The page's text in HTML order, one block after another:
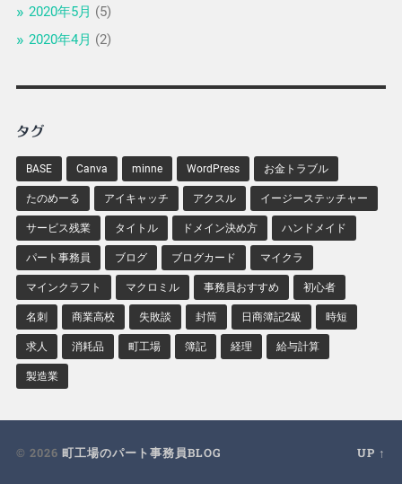
2020年5月 (5)
2020年4月 (2)
タグ
BASE Canva minne WordPress お金トラブル
たのめーる アイキャッチ アクスル イージーステッチャー
サービス残業 タイトル ドメイン決め方 ハンドメイド
パート事務員 ブログ ブログカード マイクラ
マインクラフト マクロミル 事務員おすすめ 初心者
名刺 商業高校 失敗談 封筒 日商簿記2級 時短
求人 消耗品 町工場 簿記 経理 給与計算
製造業
© 2026 町工場のパート事務員BLOG UP ↑